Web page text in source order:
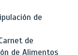
de
de
de Alimentos